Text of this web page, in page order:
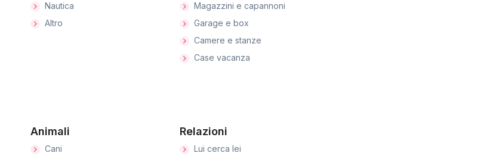
Nautica
Altro
Magazzini e capannoni
Garage e box
Camere e stanze
Case vacanza
Animali
Cani
Relazioni
Lui cerca lei